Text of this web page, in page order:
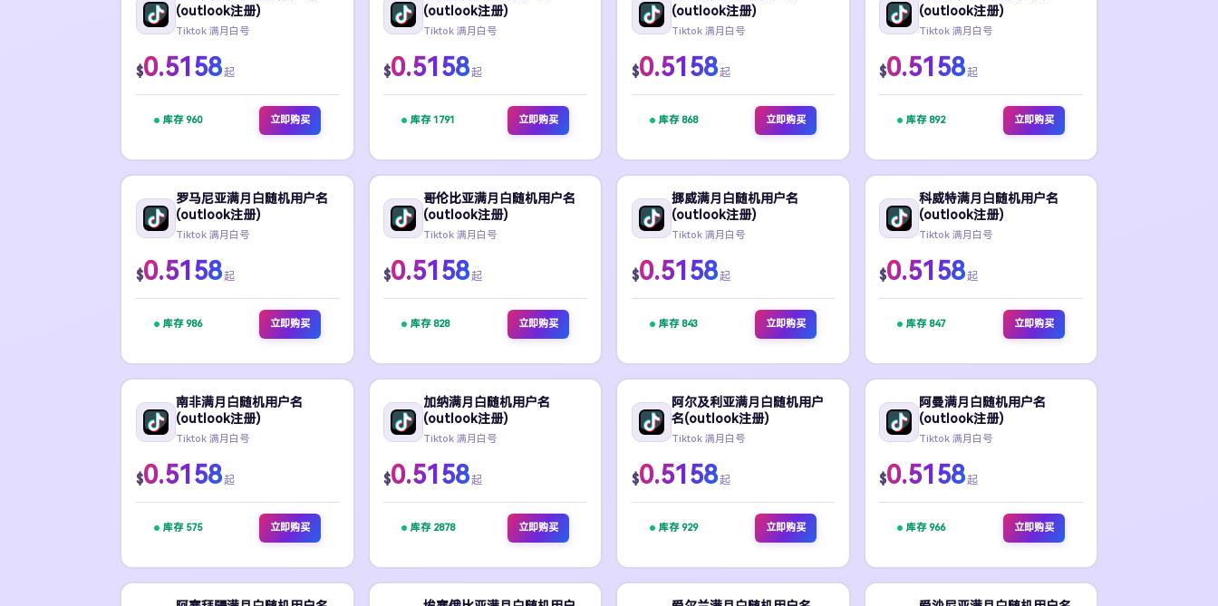
(outlook注册)
Tiktok 满月白号
$0.5158起
库存 960 立即购买
(outlook注册)
Tiktok 满月白号
$0.5158起
库存 1791 立即购买
(outlook注册)
Tiktok 满月白号
$0.5158起
库存 868 立即购买
(outlook注册)
Tiktok 满月白号
$0.5158起
库存 892 立即购买
罗马尼亚满月白随机用户名
(outlook注册)
Tiktok 满月白号
$0.5158起
库存 986 立即购买
哥伦比亚满月白随机用户名
(outlook注册)
Tiktok 满月白号
$0.5158起
库存 828 立即购买
挪威满月白随机用户名
(outlook注册)
Tiktok 满月白号
$0.5158起
库存 843 立即购买
科威特满月白随机用户名
(outlook注册)
Tiktok 满月白号
$0.5158起
库存 847 立即购买
南非满月白随机用户名
(outlook注册)
Tiktok 满月白号
$0.5158起
库存 575 立即购买
加纳满月白随机用户名
(outlook注册)
Tiktok 满月白号
$0.5158起
库存 2878 立即购买
阿尔及利亚满月白随机用户
名(outlook注册)
Tiktok 满月白号
$0.5158起
库存 929 立即购买
阿曼满月白随机用户名
(outlook注册)
Tiktok 满月白号
$0.5158起
库存 966 立即购买